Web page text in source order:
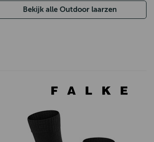
Bekijk alle Outdoor laarzen